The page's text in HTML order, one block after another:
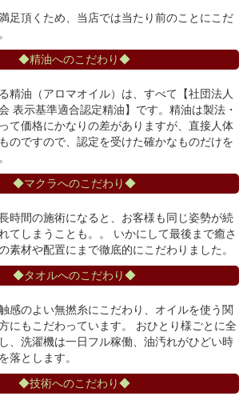
足頂くため、当店では当たり前のことにこだ
◆精油へのこだわり◆
精油（アロマオイル）は、すべて【社団法人
表示基準適合認定精油】です。精油は製法・
て価格にかなりの差がありますが、直接人体
のですので、認定を受けた確かなものだけを
◆マクラへのこだわり◆
時間の施術になると、お客様も同じ姿勢が続
てしまうことも。。 いかにして最後まで癒さ
素材や配置にまで徹底的にこだわりました。
◆タオルへのこだわり◆
感のよい無撚糸にこだわり、オイルを使う関
にもこだわっています。 おひとり様ごとに全
、洗濯機は一日フル稼働、油汚れがひどい時
落とします。
◆技術へのこだわり◆